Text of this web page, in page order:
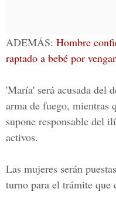
ADEMÁS: Hombre
raptado a bebé por
'María' será acusada del
arma de fuego, mientras
supone responsable del
activos.
Las mujeres serán
turno para el trámite que